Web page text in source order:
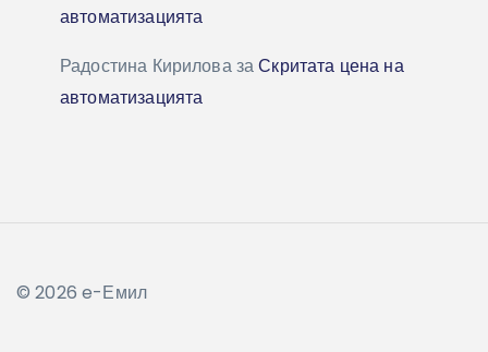
автоматизацията
Радостина КириловазаСкритата цена на
автоматизацията
© 2026 e-Емил